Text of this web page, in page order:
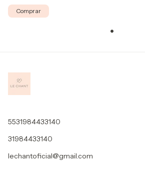
Comprar
5531984433140
31984433140
lechantoficial@gmail.com